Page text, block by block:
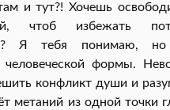
и тут?! Хочешь
чтоб избежать
Я тебя понимаю, но
человеческой формы.
конфликт души и
метаний из одной точки